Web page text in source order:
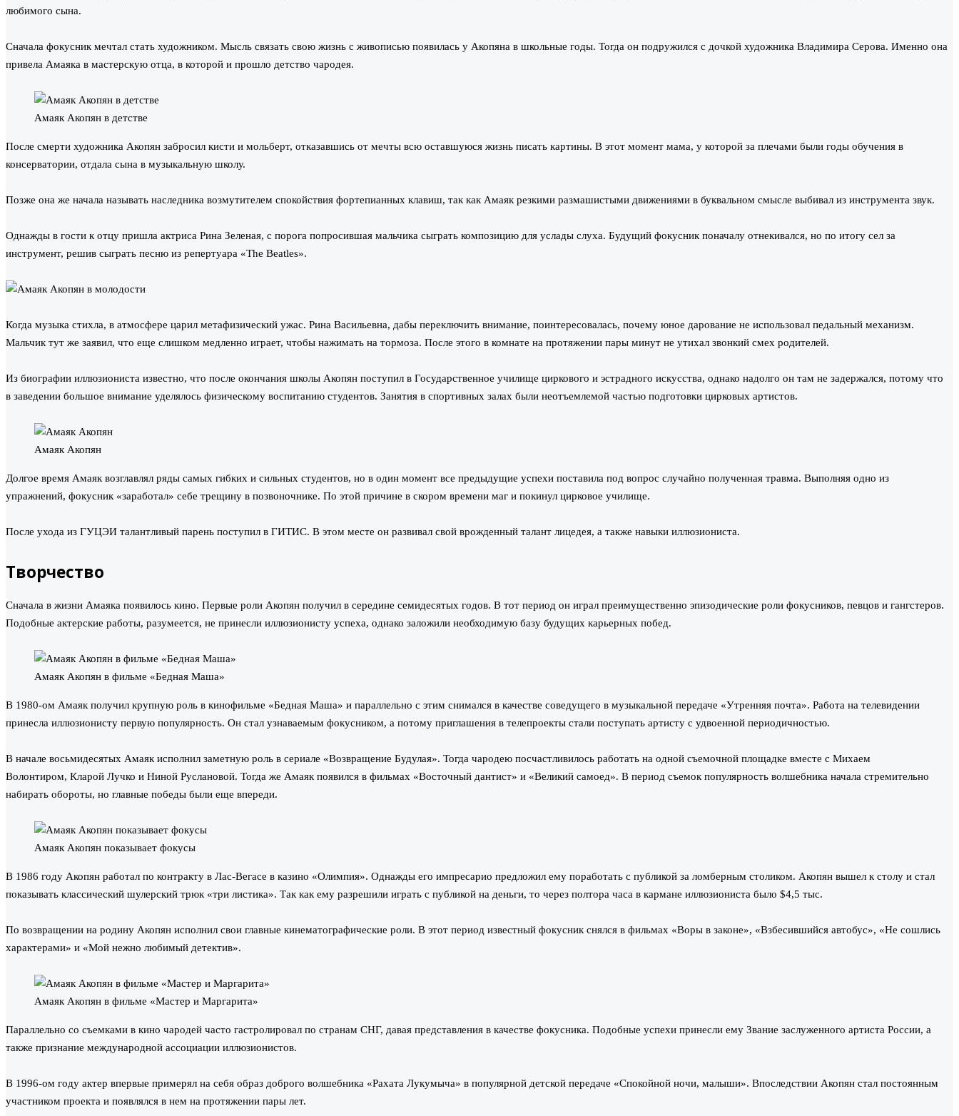
любимого сына.
Сначала фокусник мечтал стать художником. Мысль связать свою жизнь с живописью появилась у Акопяна в школьные годы. Тогда он подружился с дочкой художника Владимира Серова. Именно она
привела Амаяка в мастерскую отца, в которой и прошло детство чародея.
Амаяк Акопян в детстве
После смерти художника Акопян забросил кисти и мольберт, отказавшись от мечты всю оставшуюся жизнь писать картины. В этот момент мама, у которой за плечами были годы обучения в
консерватории, отдала сына в музыкальную школу.
Позже она же начала называть наследника возмутителем спокойствия фортепианных клавиш, так как Амаяк резкими размашистыми движениями в буквальном смысле выбивал из инструмента звук.
Однажды в гости к отцу пришла актриса Рина Зеленая, с порога попросившая мальчика сыграть композицию для услады слуха. Будущий фокусник поначалу отнекивался, но по итогу сел за
инструмент, решив сыграть песню из репертуара «The Beatles».
Когда музыка стихла, в атмосфере царил метафизический ужас. Рина Васильевна, дабы переключить внимание, поинтересовалась, почему юное дарование не использовал педальный механизм.
Мальчик тут же заявил, что еще слишком медленно играет, чтобы нажимать на тормоза. После этого в комнате на протяжении пары минут не утихал звонкий смех родителей.
Из биографии иллюзиониста известно, что после окончания школы Акопян поступил в Государственное училище циркового и эстрадного искусства, однако надолго он там не задержался, потому что
в заведении большое внимание уделялось физическому воспитанию студентов. Занятия в спортивных залах были неотъемлемой частью подготовки цирковых артистов.
Амаяк Акопян
Долгое время Амаяк возглавлял ряды самых гибких и сильных студентов, но в один момент все предыдущие успехи поставила под вопрос случайно полученная травма. Выполняя одно из
упражнений, фокусник «заработал» себе трещину в позвоночнике. По этой причине в скором времени маг и покинул цирковое училище.
После ухода из ГУЦЭИ талантливый парень поступил в ГИТИС. В этом месте он развивал свой врожденный талант лицедея, а также навыки иллюзиониста.
Творчество
Сначала в жизни Амаяка появилось кино. Первые роли Акопян получил в середине семидесятых годов. В тот период он играл преимущественно эпизодические роли фокусников, певцов и гангстеров.
Подобные актерские работы, разумеется, не принесли иллюзионисту успеха, однако заложили необходимую базу будущих карьерных побед.
Амаяк Акопян в фильме «Бедная Маша»
В 1980-ом Амаяк получил крупную роль в кинофильме «Бедная Маша» и параллельно с этим снимался в качестве соведущего в музыкальной передаче «Утренняя почта». Работа на телевидении
принесла иллюзионисту первую популярность. Он стал узнаваемым фокусником, а потому приглашения в телепроекты стали поступать артисту с удвоенной периодичностью.
В начале восьмидесятых Амаяк исполнил заметную роль в сериале «Возвращение Будулая». Тогда чародею посчастливилось работать на одной съемочной площадке вместе с Михаем
Волонтиром, Кларой Лучко и Ниной Руслановой. Тогда же Амаяк появился в фильмах «Восточный дантист» и «Великий самоед». В период съемок популярность волшебника начала стремительно
набирать обороты, но главные победы были еще впереди.
Амаяк Акопян показывает фокусы
В 1986 году Акопян работал по контракту в Лас-Вегасе в казино «Олимпия». Однажды его импресарио предложил ему поработать с публикой за ломберным столиком. Акопян вышел к столу и стал
показывать классический шулерский трюк «три листика». Так как ему разрешили играть с публикой на деньги, то через полтора часа в кармане иллюзиониста было $4,5 тыс.
По возвращении на родину Акопян исполнил свои главные кинематографические роли. В этот период известный фокусник снялся в фильмах «Воры в законе», «Взбесившийся автобус», «Не сошлись
характерами» и «Мой нежно любимый детектив».
Амаяк Акопян в фильме «Мастер и Маргарита»
Параллельно со съемками в кино чародей часто гастролировал по странам СНГ, давая представления в качестве фокусника. Подобные успехи принесли ему Звание заслуженного артиста России, а
также признание международной ассоциации иллюзионистов.
В 1996-ом году актер впервые примерял на себя образ доброго волшебника «Рахата Лукумыча» в популярной детской передаче «Спокойной ночи, малыши». Впоследствии Акопян стал постоянным
участником проекта и появлялся в нем на протяжении пары лет.